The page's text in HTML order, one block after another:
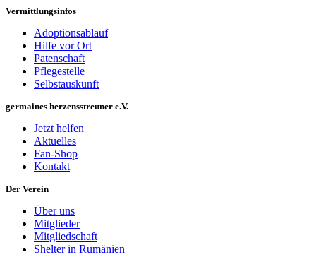
Vermittlungsinfos
Adoptionsablauf
Hilfe vor Ort
Patenschaft
Pflegestelle
Selbstauskunft
germaines herzensstreuner e.V.
Jetzt helfen
Aktuelles
Fan-Shop
Kontakt
Der Verein
Über uns
Mitglieder
Mitgliedschaft
Shelter in Rumänien